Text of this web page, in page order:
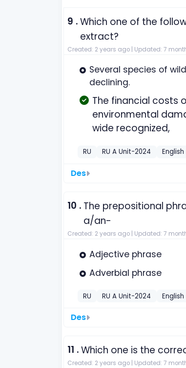
9 .Which one of the
extract?
Created: 2 years ago | Updated: 7
Several species of
declining.
The financial costs
environmental
wide recognized,
RU RU A Unit-2024 English
Des
10 . The prepositional
a/an-
Created: 2 years ago | Updated: 7
Adjective phrase
Adverbial phrase
RU RU A Unit-2024 English
Des
11 .Which one is the
Created: 2 years ago | Updated: 7